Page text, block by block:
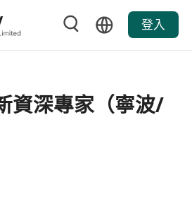
登入
資深專家（寧波/